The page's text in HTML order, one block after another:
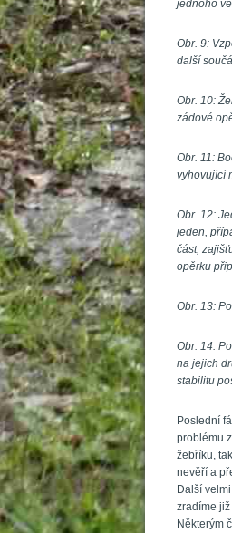
jednoho
Obr. 9:
další
Obr. 10:
zádové
Obr. 11:
vyhovující
Obr. 12:
jeden,
část,
opěrku
Obr. 13:
Obr. 14:
na jejich
tabilitu
Poslední
problému
žebříku,
nevěří a
Další
zradíme již
Některým